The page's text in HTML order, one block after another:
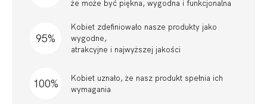
że może być piękna, wygodna i funkcjonalna
95%
Kobiet zdefiniowało nasze produkty jako
wygodne,
atrakcyjne i najwyższej jakości
100%
Kobiet uznało, że nasz produkt spełnia ich
wymagania